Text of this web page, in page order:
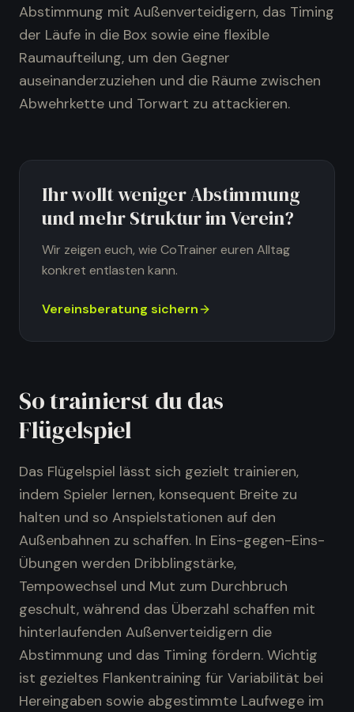
Abstimmung mit Außenverteidigern, das Timing
der Läufe in die Box sowie eine flexible
Raumaufteilung, um den Gegner
auseinanderzuziehen und die Räume zwischen
Abwehrkette und Torwart zu attackieren.
Ihr wollt weniger Abstimmung
und mehr Struktur im Verein?
Wir zeigen euch, wie CoTrainer euren Alltag
konkret entlasten kann.
Vereinsberatung sichern
So trainierst du das
Flügelspiel
Das Flügelspiel lässt sich gezielt trainieren,
indem Spieler lernen, konsequent Breite zu
halten und so Anspielstationen auf den
Außenbahnen zu schaffen. In Eins-gegen-Eins-
Übungen werden Dribblingstärke,
Tempowechsel und Mut zum Durchbruch
geschult, während das Überzahl schaffen mit
hinterlaufenden Außenverteidigern die
Abstimmung und das Timing fördern. Wichtig
ist gezieltes Flankentraining für Variabilität bei
Hereingaben sowie abgestimmte Laufwege im